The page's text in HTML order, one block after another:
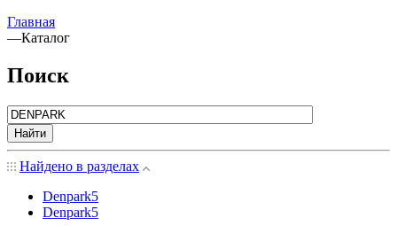
Главная
—Каталог
Поиск
Найти
Найдено в разделах
Denpark5
Denpark5